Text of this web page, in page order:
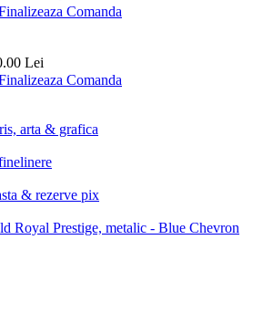
Comanda
Lei
Comanda
arta & grafica
& rezerve pix
Royal Prestige, metalic - Blue Chevron